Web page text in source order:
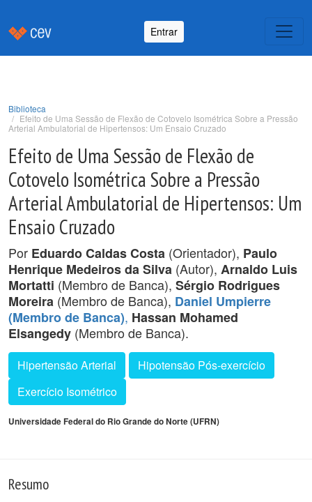
Entrar
Biblioteca
Efeito de Uma Sessão de Flexão de Cotovelo Isométrica Sobre a Pressão
Arterial Ambulatorial de Hipertensos: Um Ensaio Cruzado
Efeito de Uma Sessão de Flexão de
Cotovelo Isométrica Sobre a Pressão
Arterial Ambulatorial de Hipertensos: Um
Ensaio Cruzado
Por Eduardo Caldas Costa (Orientador), Paulo
Henrique Medeiros da Silva (Autor), Arnaldo Luis
Mortatti (Membro de Banca), Sérgio Rodrigues
Moreira (Membro de Banca), Daniel Umpierre
(Membro de Banca), Hassan Mohamed
Elsangedy (Membro de Banca).
Hipertensão Arterial
Hipotensão Pós-exercício
Exercício Isométrico
Universidade Federal do Rio Grande do Norte (UFRN)
Resumo